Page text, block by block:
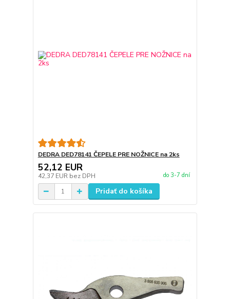
DEDRA DED78141 ČEPELE PRE NOŽNICE na 2ks
52,12 EUR
42,37 EUR bez DPH do 3-7 dní
Pridať do košíka